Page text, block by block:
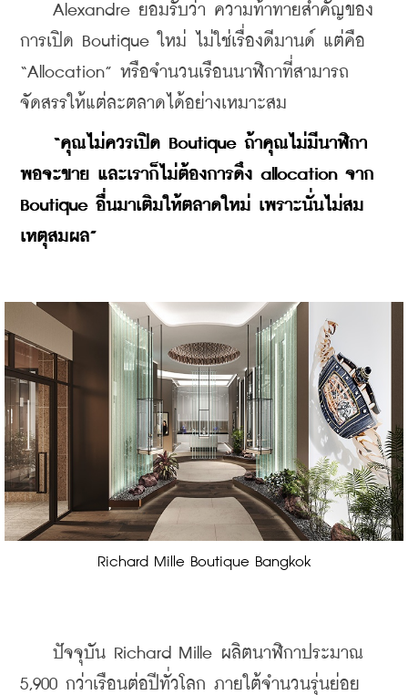
Alexandre ยอมรับว่า ความท้าทายสำคัญของ
การเปิด Boutique ใหม่ ไม่ใช่เรื่องดีมานด์ แต่คือ
“Allocation” หรือจำนวนเรือนนาฬิกาที่สามารถ
จัดสรรให้แต่ละตลาดได้อย่างเหมาะสม
“คุณไม่ควรเปิด Boutique ถ้าคุณไม่มีนาฬิกา
พอจะขาย และเราก็ไม่ต้องการดึง allocation จาก
Boutique อื่นมาเติมให้ตลาดใหม่ เพราะนั่นไม่สม
เหตุสมผล”
Richard Mille Boutique Bangkok
ปัจจุบัน Richard Mille ผลิตนาฬิกาประมาณ
5,900 กว่าเรือนต่อปีทั่วโลก ภายใต้จำนวนรุ่นย่อย